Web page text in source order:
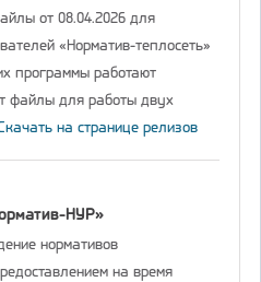
от 08.04.2026 для
«Норматив-теплосеть»
программы работают
файлы для работы двух
на странице релизов
НУР»
нормативов
на время